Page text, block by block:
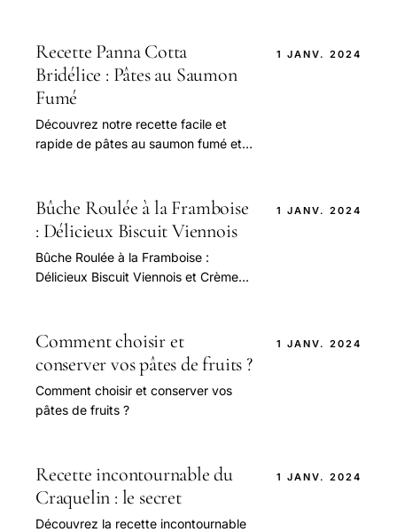
Recette Panna Cotta
Bridélice : Pâtes au Saumon
Fumé
Découvrez notre recette facile et
rapide de pâtes au saumon fumé et à
dîner entre
1 JANV. 2024
Bûche Roulée à la Framboise
: Délicieux Biscuit Viennois
Bûche Roulée à la Framboise :
Délicieux Biscuit Viennois et Crème
1 JANV. 2024
Comment choisir et
conserver vos pâtes de fruits ?
Comment choisir et conserver vos
pâtes de fruits ?
1 JANV. 2024
Recette incontournable du
Craquelin : le secret
Découvrez la recette incontournable
1 JANV. 2024